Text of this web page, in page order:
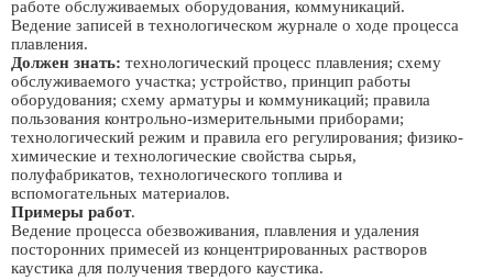
работе обслуживаемых оборудования, коммуникаций.
Ведение записей в технологическом журнале о ходе процесса
плавления.
Должен знать: технологический процесс плавления; схему
обслуживаемого участка; устройство, принцип работы
оборудования; схему арматуры и коммуникаций; правила
пользования контрольно-измерительными приборами;
технологический режим и правила его регулирования; физико-
химические и технологические свойства сырья,
полуфабрикатов, технологического топлива и
вспомогательных материалов.
Примеры работ.
Ведение процесса обезвоживания, плавления и удаления
посторонних примесей из концентрированных растворов
каустика для получения твердого каустика.